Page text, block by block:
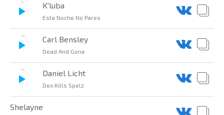
K'luba
Esta Noche No Pares
Carl Bensley
Dead And Gone
Daniel Licht
Dex Kills Spelz
Shelayne